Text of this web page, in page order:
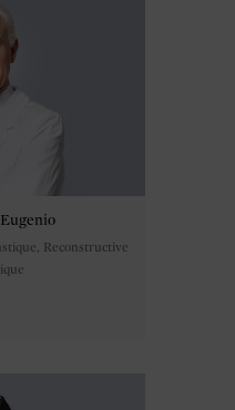
Reconstructive